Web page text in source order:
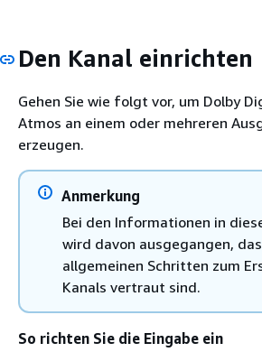
Den Kanal einrichten
Gehen Sie wie folgt vor, um Dolby
Atmos an einem oder mehreren
erzeugen.
Anmerkung
Bei den Informationen in
wird davon ausgegangen,
allgemeinen Schritten zum
Kanals vertraut sind.
So richten Sie die Eingabe ein